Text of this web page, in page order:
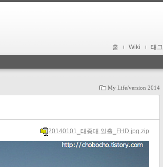
홈 Wiki 태그
My Life/version 2014
20140101_태종대 일출_FHD.jpg.zip